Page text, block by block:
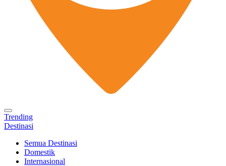
Trending
Destinasi
Semua Destinasi
Domestik
Internasional